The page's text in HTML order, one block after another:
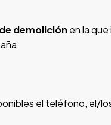
demolición en la
el teléfono, el/